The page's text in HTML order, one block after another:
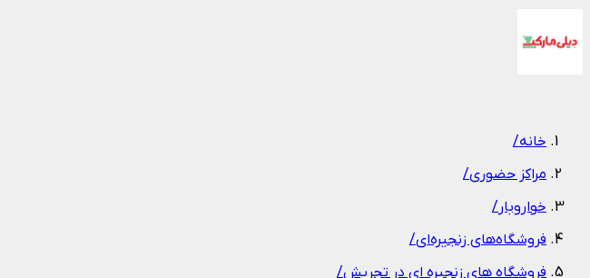
خانه/
مراکز حضوری/
خواروبار/
فروشگاه‌های زنجیره‌ای/
فروشگاه های زنجیره ای در تجریش/